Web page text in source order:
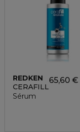
REDKEN
CERAFILL
Sérum
65,60 €